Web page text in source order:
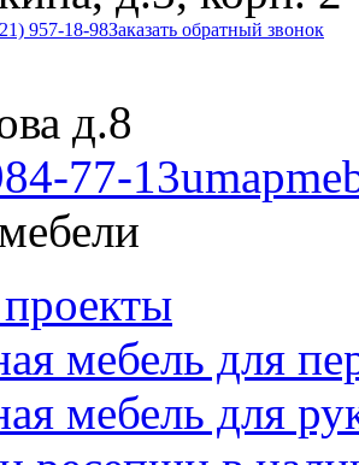
957-18-98Заказать обратный звонок
д.8
77-13
мебель для
мебель для